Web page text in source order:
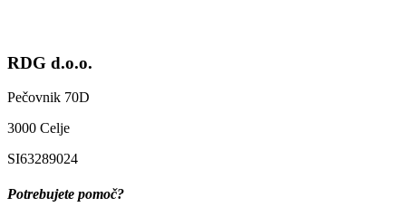
RDG d.o.o.
Pečovnik 70D
3000 Celje
SI63289024
Potrebujete pomoč?